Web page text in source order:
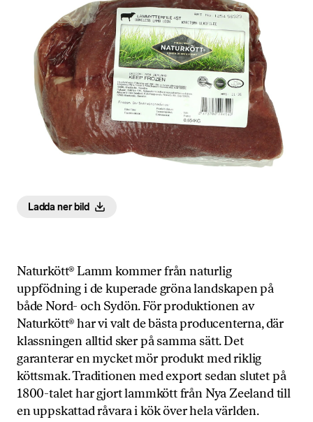
Ladda ner bild
Naturkött® Lamm kommer från naturlig
uppfödning i de kuperade gröna landskapen på
både Nord- och Sydön. För produktionen av
Naturkött® har vi valt de bästa producenterna, där
klassningen alltid sker på samma sätt. Det
garanterar en mycket mör produkt med riklig
köttsmak. Traditionen med export sedan slutet på
1800-talet har gjort lammkött från Nya Zeeland till
en uppskattad råvara i kök över hela världen.